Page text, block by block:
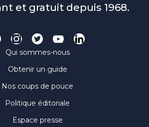
et gratuit depuis 1968.
Qui sommes-nous
Obtenir un guide
Nos coups de pouce
Politique éditoriale
Espace presse